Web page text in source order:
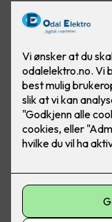
Send inn din
Fyll ut dine
Du vil bli kontaktet
Hva trenger du
Emne*
Beskrivelse av